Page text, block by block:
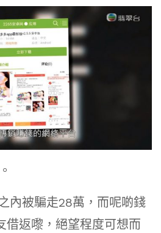
內被騙走28萬，而呢啲錢
借返嚟，絕望程度可想而